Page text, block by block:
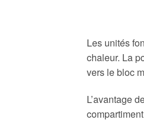
Les unités
chaleur. La
vers le bloc
L’avantage